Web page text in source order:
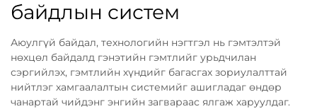
байдлын систем
Аюулгүй байдал, технологийн нэгтгэл нь гэмтэлтэй
нөхцөл байдалд гэнэтийн гэмтлийг урьдчилан
сэргийлэх, гэмтлийн хүндийг багасгах зориулалттай
нийтлэг хамгаалалтын системийг ашигладаг өндөр
чанартай чийдэнг энгийн загвараас ялгаж харуулдаг.